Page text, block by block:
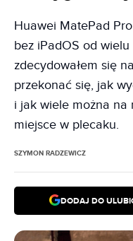
Huawei MatePad
bez iPadOS od wielu
zdecydowałem się
przekonać się, jak
i jak wiele można na
miejsce w plecaku.
SZYMON RADZEWICZ
DODAJ DO